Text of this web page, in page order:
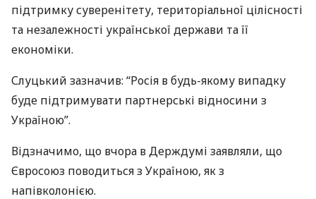
підтримку суверенітету, територіальної цілісності
та незалежності української держави та її
економіки.
Слуцький зазначив: “Росія в будь-якому випадку
буде підтримувати партнерські відносини з
Україною”.
Відзначимо, що вчора в Держдумі заявляли, що
Євросоюз поводиться з Україною, як з
напівколонією.